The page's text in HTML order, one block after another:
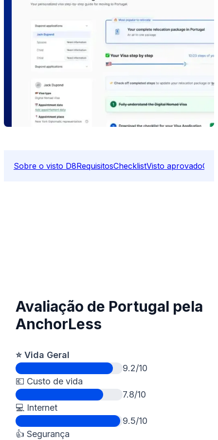
Sobre o visto D8RequisitosChecklistVisto aprovado
Avaliação de Portugal pela
AnchorLess
⭐️ Vida Geral
9.2/10
💶 Custo de vida
7.8/10
💻 Internet
9.5/10
👍 Segurança